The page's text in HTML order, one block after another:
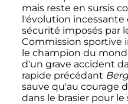
mais reste en sursis
l'évolution incessante
sécurité imposés par
Commission sportive
le champion du
d'un grave accident
rapide précédant
sauve qu'au courage
dans le brasier pour le